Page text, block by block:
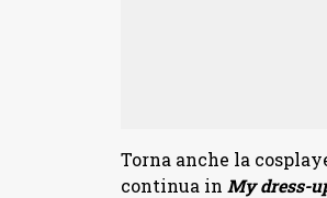
Torna anche la
continua in My dress-